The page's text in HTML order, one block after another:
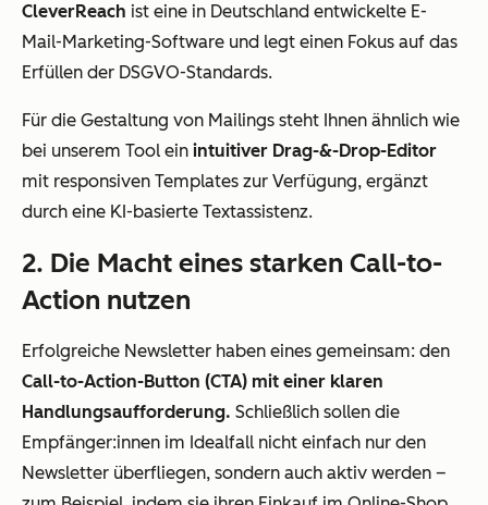
CleverReach ist eine in Deutschland entwickelte E-
Mail-Marketing-Software und legt einen Fokus auf das
Erfüllen der DSGVO-Standards.
Für die Gestaltung von Mailings steht Ihnen ähnlich wie
bei unserem Tool ein intuitiver Drag-&-Drop-Editor
mit responsiven Templates zur Verfügung, ergänzt
durch eine KI-basierte Textassistenz.
2. Die Macht eines starken Call-to-
Action nutzen
Erfolgreiche Newsletter haben eines gemeinsam: den
Call-to-Action-Button (CTA) mit einer klaren
Handlungsaufforderung. Schließlich sollen die
Empfänger:innen im Idealfall nicht einfach nur den
Newsletter überfliegen, sondern auch aktiv werden –